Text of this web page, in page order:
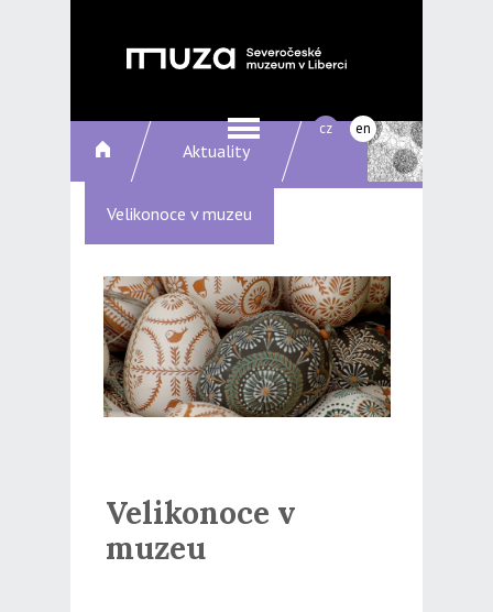
cz en
Aktuality
Velikonoce v muzeu
Velikonoce v
muzeu